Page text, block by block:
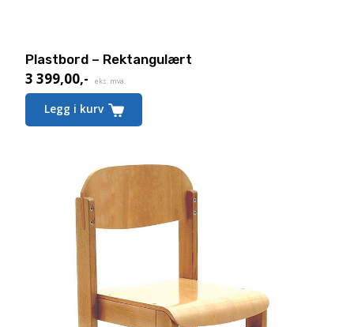
Plastbord – Rektangulært
3 399,00,- eks. mva.
Legg i kurv